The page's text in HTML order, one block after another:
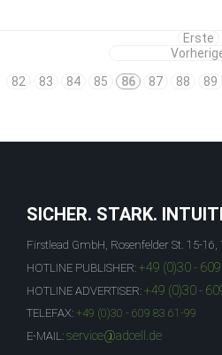
Erste
82
83 84 85 86 87 88 89
SICHER. STARK.
Firstlead GmbH, Rosenfelder St. 15-16,
HOTLINE PUBLISHER: +49 (0)30 -
HOTLINE ADVERTISER: +49 (0)30 -
TELEFAX: +49 (0)30 - 609 83 61-99
E-MAIL: service@adcell.de